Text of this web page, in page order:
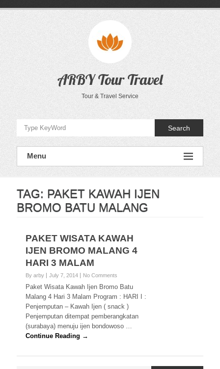
ARBY Tour Travel
Tour & Travel Service
Search
Menu
TAG: PAKET KAWAH IJEN
BROMO BATU MALANG
PAKET WISATA KAWAH
IJEN BROMO MALANG 4
HARI 3 MALAM
By arby July 7, 2014 No Comments
Paket Wisata Kawah Ijen Bromo Batu
Malang 4 Hari 3 Malam Program : HARI I :
Penjemputan – Kawah Ijen ( snack )
Penjemputan ditempat pemberangkatan
(surabaya) menuju ijen bondowoso …
Continue Reading →